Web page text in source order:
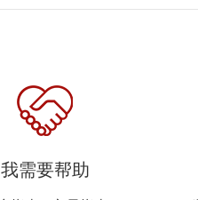
我需要帮助